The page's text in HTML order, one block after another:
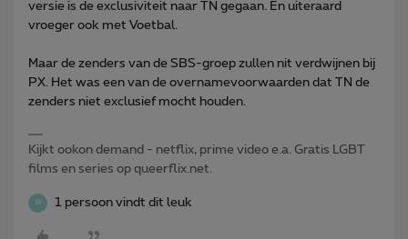
versie is de exclusiviteit naar TN gegaan. En uiteraard
vroeger ook met Voetbal.
Maar de zenders van de SBS-groep zullen nit verdwijnen bij
PX. Het was een van de overnamevoorwaarden dat TN de
zenders niet exclusief mocht houden.
Kijkt ookon demand - netflix, prime video e.a. Gratis LGBT
films en series op queerflix.net.
W 1 persoon vindt dit leuk